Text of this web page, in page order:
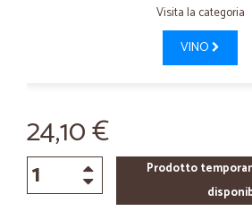
Visita la categoria
VINO
24,10 €
Prodotto